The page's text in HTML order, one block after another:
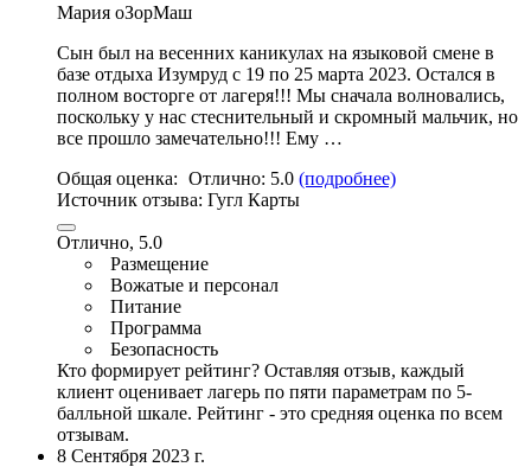
Мария оЗорМаш
Сын был на весенних каникулах на языковой смене в
базе отдыха Изумруд с 19 по 25 марта 2023. Остался в
полном восторге от лагеря!!! Мы сначала волновались,
поскольку у нас стеснительный и скромный мальчик, но
все прошло замечательно!!! Ему …
Общая оценка: Отлично: 5.0 (подробнее)
Источник отзыва: Гугл Карты
Отлично, 5.0
Размещение
Вожатые и персонал
Питание
Программа
Безопасность
Кто формирует рейтинг? Оставляя отзыв, каждый
клиент оценивает лагерь по пяти параметрам по 5-
балльной шкале. Рейтинг - это средняя оценка по всем
отзывам.
8 Сентября 2023 г.